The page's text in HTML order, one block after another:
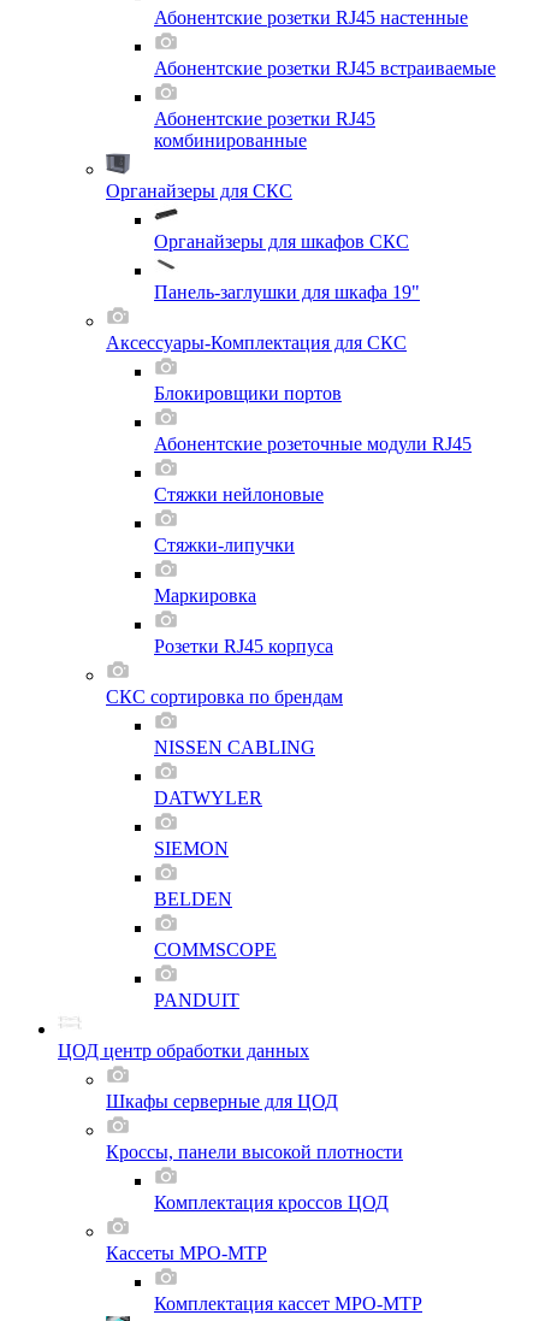
Абонентские розетки RJ45 настенные
Абонентские розетки RJ45 встраиваемые
Абонентские розетки RJ45
комбинированные
Органайзеры для СКС
Органайзеры для шкафов СКС
Панель-заглушки для шкафа 19"
Аксессуары-Комплектация для СКС
Блокировщики портов
Абонентские розеточные модули RJ45
Стяжки нейлоновые
Стяжки-липучки
Маркировка
Розетки RJ45 корпуса
СКС сортировка по брендам
NISSEN CABLING
DATWYLER
SIEMON
BELDEN
COMMSCOPE
PANDUIT
ЦОД центр обработки данных
Шкафы серверные для ЦОД
Кроссы, панели высокой плотности
Комплектация кроссов ЦОД
Кассеты MPO-MTP
Комплектация кассет MPO-MTP